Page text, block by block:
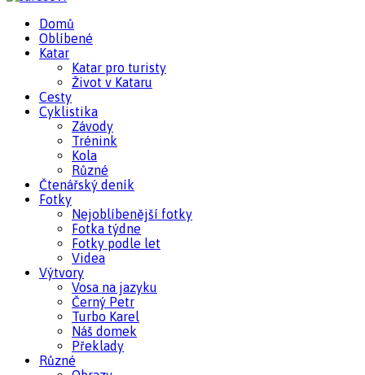
Domů
Oblíbené
Katar
Katar pro turisty
Život v Kataru
Cesty
Cyklistika
Závody
Trénink
Kola
Různé
Čtenářský deník
Fotky
Nejoblíbenější fotky
Fotka týdne
Fotky podle let
Videa
Výtvory
Vosa na jazyku
Černý Petr
Turbo Karel
Náš domek
Překlady
Různé